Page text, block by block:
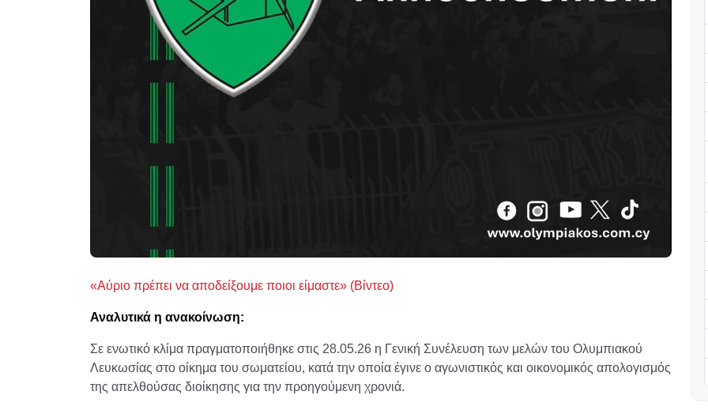
«Αύριο πρέπει να αποδείξουμε ποιοι είμαστε» (Βίντεο)
Αναλυτικά η ανακοίνωση:
Σε ενωτικό κλίμα πραγματοποιήθηκε στις 28.05.26 η Γενική Συνέλευση των μελών του Ολυμπιακού
Λευκωσίας στο οίκημα του σωματείου, κατά την οποία έγινε ο αγωνιστικός και οικονομικός απολογισμός
της απελθούσας διοίκησης για την προηγούμενη χρονιά.